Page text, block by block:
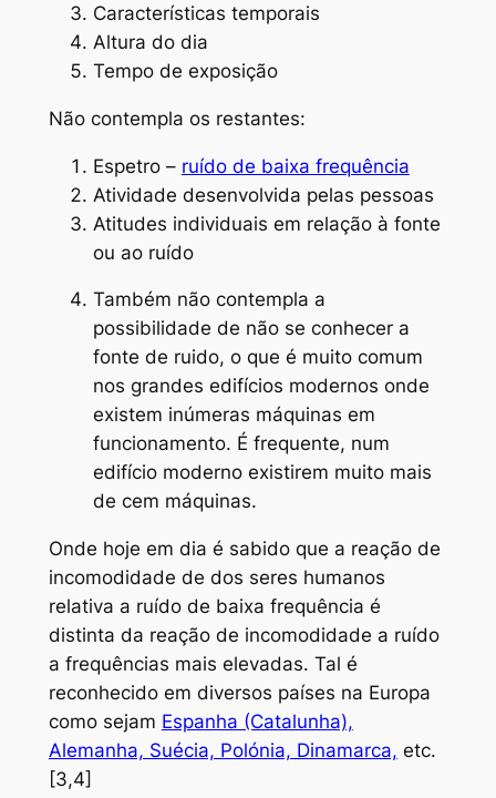
Características temporais
Altura do dia
Tempo de exposição
Não contempla os restantes:
Espetro – ruído de baixa frequência
Atividade desenvolvida pelas pessoas
Atitudes individuais em relação à fonte
ou ao ruído
Também não contempla a
possibilidade de não se conhecer a
fonte de ruido, o que é muito comum
nos grandes edifícios modernos onde
existem inúmeras máquinas em
funcionamento. É frequente, num
edifício moderno existirem muito mais
de cem máquinas.
Onde hoje em dia é sabido que a reação de
incomodidade de dos seres humanos
relativa a ruído de baixa frequência é
distinta da reação de incomodidade a ruído
a frequências mais elevadas. Tal é
reconhecido em diversos países na Europa
como sejam Espanha (Catalunha),
Alemanha, Suécia, Polónia, Dinamarca, etc.
[3,4]